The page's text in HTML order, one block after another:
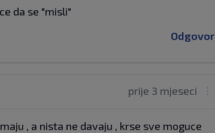
da se "misli"
Odgovor
prije 3 mjeseci
, a nista ne davaju , krse sve moguce